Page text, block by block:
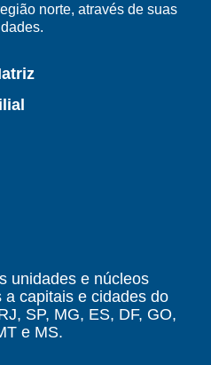
norte, através de suas
unidades e núcleos
a capitais e cidades do
SP, MG, ES, DF, GO,
e MS.